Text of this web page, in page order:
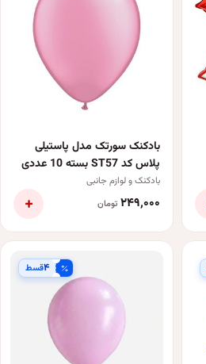
بادکنک سورتک مدل پاستیلی
پلاس کد ST57 بسته 10 عددی
بادکنک و لوازم جانبی
۲۴۹٬۰۰۰ تومان +
۴قسط